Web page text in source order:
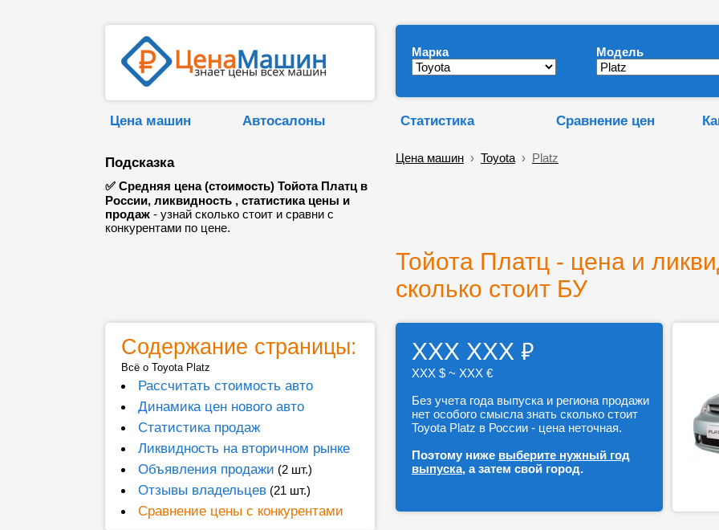
Марка Модель
Цена машин Автосалоны Статистика Сравнение цен
Подсказка
✅ Средняя цена (стоимость) Тойота Платц в
России, ликвидность , статистика цены и
продаж - узнай сколько стоит и сравни с
конкурентами по цене.
Цена машин › Toyota › Platz
Тойота Платц - цена и
сколько стоит БУ
Содержание страницы:
Всё о Toyota Platz
Рассчитать стоимость авто
Динамика цен нового авто
Статистика продаж
Ликвидность на вторичном рынке
Объявления продажи (2 шт.)
Отзывы владельцев (21 шт.)
Сравнение цены с конкурентами
ХХХ ХХХ ₽
ХХХ $ ~ ХХХ €
Без учета года выпуска и региона продажи
нет особого смысла знать сколько стоит
Toyota Platz в России - цена неточная.
Поэтому ниже выберите нужный год
выпуска, а затем свой город.